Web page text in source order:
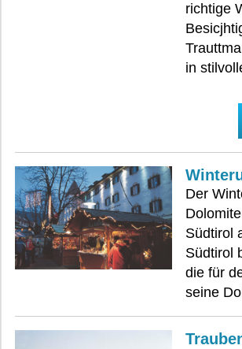
richtige
in
Der
Südtirol
Südtirol
die für
seine